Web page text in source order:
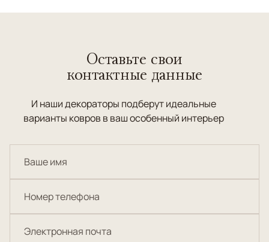
Оставьте свои
контактные данные
И наши декораторы подберут идеальные
варианты ковров в ваш особенный интерьер